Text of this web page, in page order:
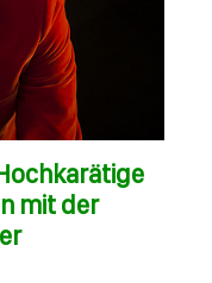
mit der